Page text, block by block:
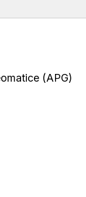
(APG)